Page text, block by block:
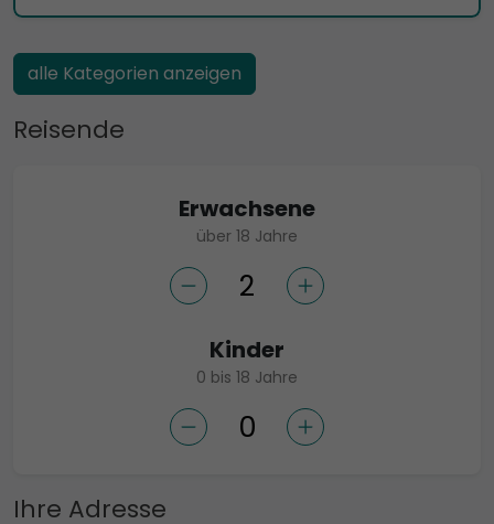
alle Kategorien anzeigen
Reisende
Erwachsene
über 18 Jahre
Kinder
0 bis 18 Jahre
Ihre Adresse